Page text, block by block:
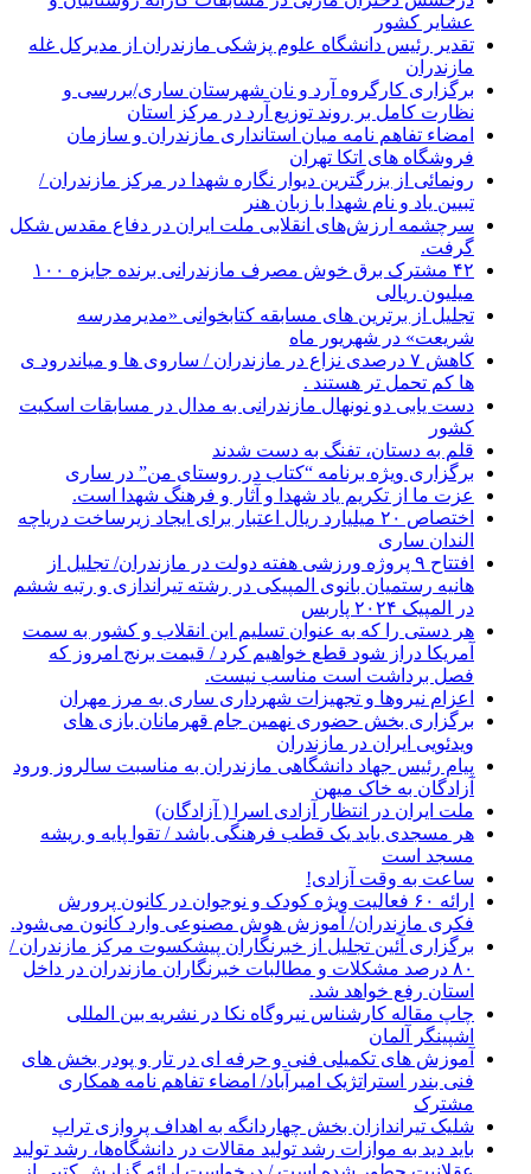
عشایر کشور
تقدیر رئیس دانشگاه علوم پزشکی مازندران از مدیرکل غله
مازندران
برگزاری کارگروه آرد و نان شهرستان ساری/بررسی و
نظارت کامل بر روند توزیع آرد در مرکز استان
امضاء تفاهم نامه میان استانداری مازندران و سازمان
فروشگاه های اتکا تهران
رونمائی از بزرگترین دیوار نگاره شهدا در مرکز مازندران /
تبیین یاد و نام شهدا با زبان هنر
سرچشمه ارزش‌های انقلابی ملت ایران در دفاع مقدس شکل
گرفت.
۴۲ مشترک برق خوش مصرف مازندرانی برنده جایزه ۱۰۰
میلیون ریالی
تجلیل از برترین های مسابقه کتابخوانی «مدیرمدرسه
شریعت» در شهریور ماه
کاهش ۷ درصدی نزاع در مازندران / ساروی ها و میاندرود ی
ها کم تحمل تر هستند‌ .
دست یابی دو نونهال مازندرانی به مدال در مسابقات اسکیت
کشور
قلم به دستان، تفنگ به دست شدند
برگزاری ویژه برنامه “کتاب در روستای من” در ساری
عزت ما از تکریم یاد شهدا و آثار و فرهنگ شهدا است.
اختصاص ۲۰ میلیارد ریال اعتبار برای ایجاد زیرساخت دریاچه
الندان ساری
افتتاح ۹ پروژه ورزشی هفته دولت در مازندران/ تجلیل از
هانیه رستمیان بانوی المپیکی در رشته تیراندازی و رتبه ششم
در المپیک ۲۰۲۴ پاربس
هر دستی را که به عنوان تسلیم این انقلاب و کشور به سمت
آمريکا دراز شود قطع خواهیم کرد / قیمت برنج امروز که
فصل برداشت است مناسب نیست.
اعزام نیروها و تجهیزات شهرداری ساری به مرز مهران
برگزاری بخش حضوری نهمین جام قهرمانان بازی های
ویدئویی ایران در مازندران
پیام رئیس جهاد دانشگاهی مازندران به مناسبت سالروز ورود
آزادگان به خاک میهن
ملت ایران در انتظار آزادی اسرا ( آزادگان)
هر مسجدی باید یک قطب فرهنگی باشد / تقوا پایه و ریشه
مسجد است
ساعت به وقت آزادی!
ارائه ۶۰ فعالیت ویژه کودک و نوجوان در کانون پرورش
فکری مازندران/ آموزش هوش مصنوعی وارد کانون می‌شود.
برگزاری آئین تجلیل از خبرنگاران پیشکسوت مرکز مازندران /
۸۰ درصد مشکلات و مطالبات خبرنگاران مازندران در داخل
استان رفع خواهد شد.
چاپ مقاله کارشناس نيروگاه نكا در نشریه بین المللی
اشپینگر آلمان
آموزش های تکمیلی فنی و حرفه ای در تار و پودر بخش های
فنی بندر استراتژیک امیرآباد/ امضاء تفاهم نامه همکاری
مشترک
شلیک تیراندازان بخش چهاردانگه به اهداف پروازی تراپ
باید دید به موازات رشد تولید مقالات در دانشگاه‌ها، رشد تولید